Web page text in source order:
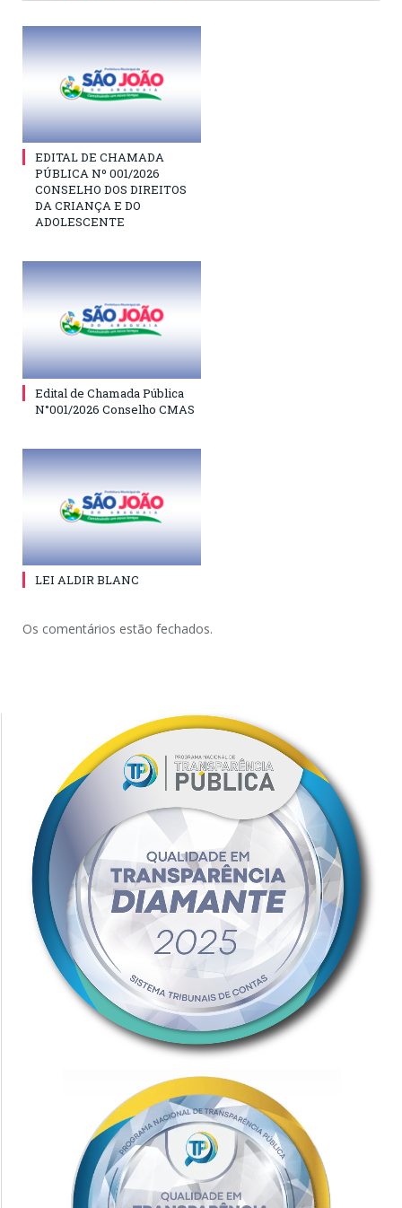
EDITAL DE CHAMADA
PÚBLICA Nº 001/2026
CONSELHO DOS DIREITOS
DA CRIANÇA E DO
ADOLESCENTE
Edital de Chamada Pública
N°001/2026 Conselho CMAS
LEI ALDIR BLANC
Os comentários estão fechados.